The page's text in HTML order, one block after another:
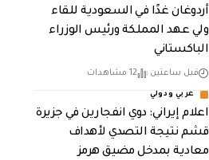
أردوغان غدًا في السعودية للقاء
ولي عهد المملكة ورئيس الوزراء
الباكستاني
قبل ساعتين 12 مشاهدات
عربي ودولي
اعلام إيراني: دوي انفجارين في جزيرة
قشم نتيجة التصدي لأهداف
معادية بمدخل مضيق هرمز